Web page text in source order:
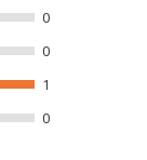
0
0
1
0